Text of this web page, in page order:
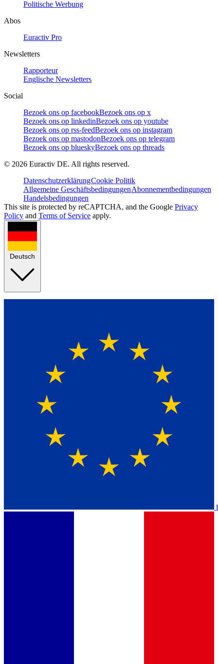
Politische Werbung
Abos
Euractiv Pro
Newsletters
Rapporteur
Englische Newsletters
Social
Bezoek ons op facebookBezoek ons op x
Bezoek ons op linkedinBezoek ons op youtube
Bezoek ons op rss-feedBezoek ons op instagram
Bezoek ons op mastodonBezoek ons op telegram
Bezoek ons op blueskyBezoek ons op threads
© 2026 Euractiv DE. All rights reserved.
DatenschutzerklärungCookie Politik
Allgemeine GeschäftsbedingungenAbonnementbedingungen
Handelsbedingungen
This site is protected by reCAPTCHA, and the Google Privacy
Policy and Terms of Service apply.
Deutsch